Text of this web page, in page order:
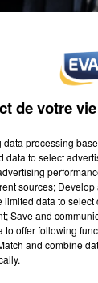
heure du
de votre
processing
to select
sources;
data to
Save and
offer following
and combine